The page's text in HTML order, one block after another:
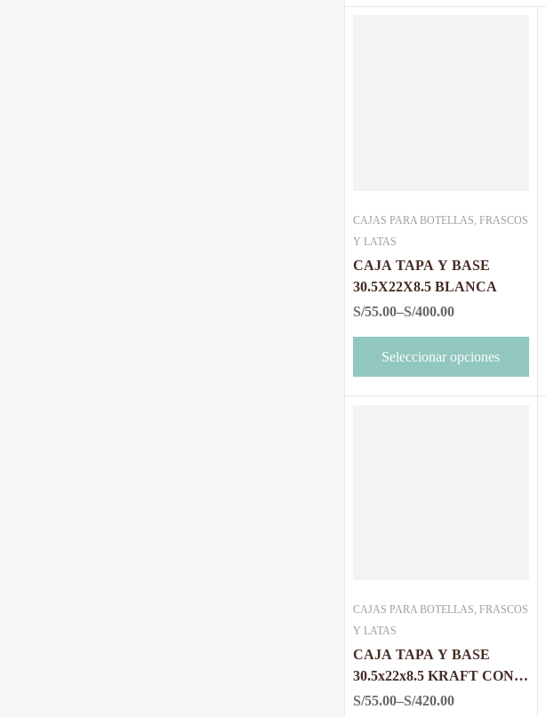
CAJAS PARA BOTELLAS, FRASCOS
Y LATAS
CAJA TAPA Y BASE
30.5X22X8.5 BLANCA
S/55.00–S/400.00
Seleccionar opciones
CAJAS PARA BOTELLAS, FRASCOS
Y LATAS
CAJA TAPA Y BASE
30.5x22x8.5 KRAFT CON
MICA
S/55.00–S/420.00